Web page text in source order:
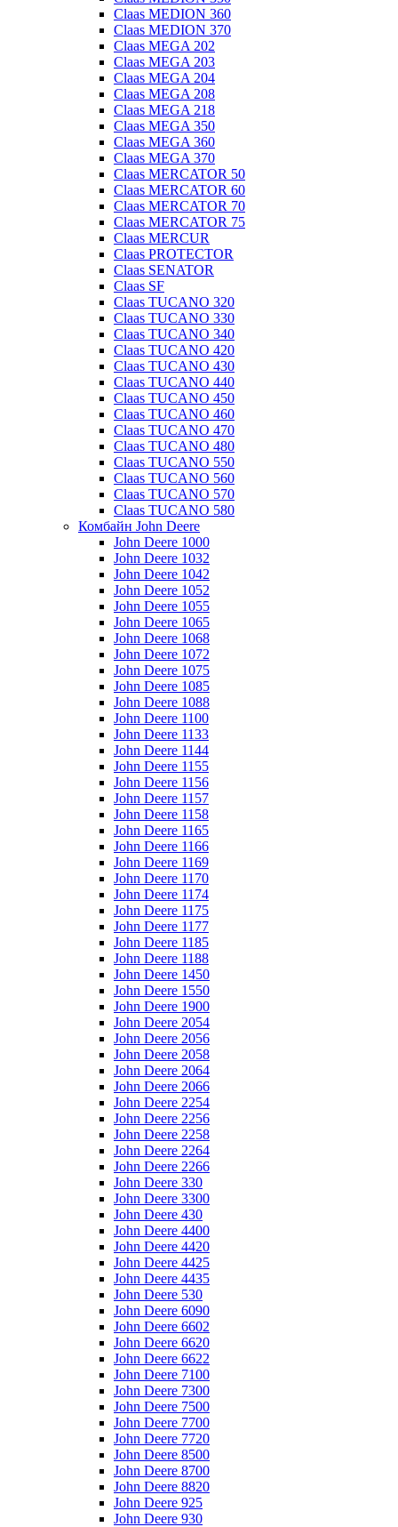
Claas MEDION 360
Claas MEDION 370
Claas MEGA 202
Claas MEGA 203
Claas MEGA 204
Claas MEGA 208
Claas MEGA 218
Claas MEGA 350
Claas MEGA 360
Claas MEGA 370
Claas MERCATOR 50
Claas MERCATOR 60
Claas MERCATOR 70
Claas MERCATOR 75
Claas MERCUR
Claas PROTECTOR
Claas SENATOR
Claas SF
Claas TUCANO 320
Claas TUCANO 330
Claas TUCANO 340
Claas TUCANO 420
Claas TUCANO 430
Claas TUCANO 440
Claas TUCANO 450
Claas TUCANO 460
Claas TUCANO 470
Claas TUCANO 480
Claas TUCANO 550
Claas TUCANO 560
Claas TUCANO 570
Claas TUCANO 580
Комбайн John Deere
John Deere 1000
John Deere 1032
John Deere 1042
John Deere 1052
John Deere 1055
John Deere 1065
John Deere 1068
John Deere 1072
John Deere 1075
John Deere 1085
John Deere 1088
John Deere 1100
John Deere 1133
John Deere 1144
John Deere 1155
John Deere 1156
John Deere 1157
John Deere 1158
John Deere 1165
John Deere 1166
John Deere 1169
John Deere 1170
John Deere 1174
John Deere 1175
John Deere 1177
John Deere 1185
John Deere 1188
John Deere 1450
John Deere 1550
John Deere 1900
John Deere 2054
John Deere 2056
John Deere 2058
John Deere 2064
John Deere 2066
John Deere 2254
John Deere 2256
John Deere 2258
John Deere 2264
John Deere 2266
John Deere 330
John Deere 3300
John Deere 430
John Deere 4400
John Deere 4420
John Deere 4425
John Deere 4435
John Deere 530
John Deere 6090
John Deere 6602
John Deere 6620
John Deere 6622
John Deere 7100
John Deere 7300
John Deere 7500
John Deere 7700
John Deere 7720
John Deere 8500
John Deere 8700
John Deere 8820
John Deere 925
John Deere 930